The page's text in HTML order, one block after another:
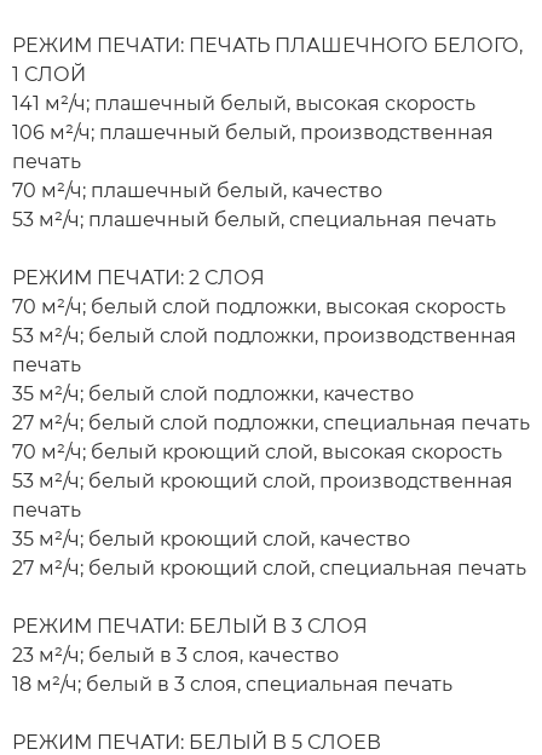
РЕЖИМ ПЕЧАТИ: ПЕЧАТЬ ПЛАШЕЧНОГО БЕЛОГО,
1 СЛОЙ
141 м²/ч; плашечный белый, высокая скорость
106 м²/ч; плашечный белый, производственная
печать
70 м²/ч; плашечный белый, качество
53 м²/ч; плашечный белый, специальная печать
РЕЖИМ ПЕЧАТИ: 2 СЛОЯ
70 м²/ч; белый слой подложки, высокая скорость
53 м²/ч; белый слой подложки, производственная
печать
35 м²/ч; белый слой подложки, качество
27 м²/ч; белый слой подложки, специальная печать
70 м²/ч; белый кроющий слой, высокая скорость
53 м²/ч; белый кроющий слой, производственная
печать
35 м²/ч; белый кроющий слой, качество
27 м²/ч; белый кроющий слой, специальная печать
РЕЖИМ ПЕЧАТИ: БЕЛЫЙ В 3 СЛОЯ
23 м²/ч; белый в 3 слоя, качество
18 м²/ч; белый в 3 слоя, специальная печать
РЕЖИМ ПЕЧАТИ: БЕЛЫЙ В 5 СЛОЕВ